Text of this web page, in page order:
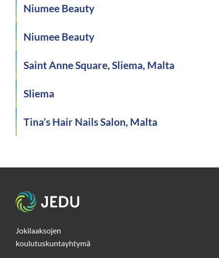
Niumee Beauty
Niumee Beauty
Saint Anne Square, Sliema, Malta
Sliema
Tina’s Hair Nails Salon, Malta
Etusivu
Jokilaaksojen
koulutuskuntayhtymä